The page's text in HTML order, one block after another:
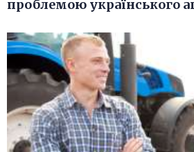
проблемою українського